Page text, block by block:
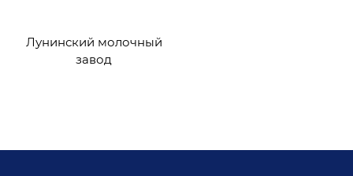
Лунинский молочный
завод